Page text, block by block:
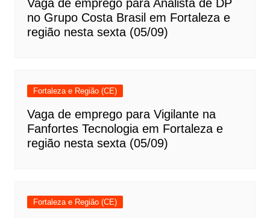
Vaga de emprego para Analista de DP
no Grupo Costa Brasil em Fortaleza e
região nesta sexta (05/09)
Fortaleza e Região (CE)
Vaga de emprego para Vigilante na
Fanfortes Tecnologia em Fortaleza e
região nesta sexta (05/09)
Fortaleza e Região (CE)